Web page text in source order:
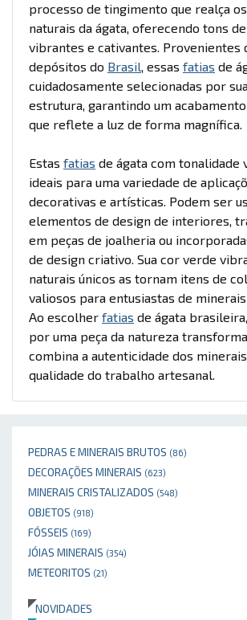
PEDRAS E MINERAIS BRUTOS (86)
DECORAÇÕES MINERAIS (623)
MINERAIS CRISTALIZADOS (548)
OBJETOS (918)
FÓSSEIS (169)
JÓIAS MINERAIS (354)
METEORITOS (21)
NOVIDADES
processo de tingimento que realça
naturais da ágata, oferecendo tons
vibrantes e cativantes. Provenientes
depósitos do Brasil, essas fatias de
cuidadosamente selecionadas por
estrutura, garantindo um
que reflete a luz de forma magnífica.
Estas fatias de ágata com tonalidade
ideais para uma variedade de
decorativas e artísticas. Podem ser
elementos de design de interiores,
em peças de joalheria ou
de design criativo. Sua cor verde
naturais únicos as tornam itens de
valiosos para entusiastas de
Ao escolher fatias de ágata
por uma peça da natureza
combina a autenticidade dos
qualidade do trabalho artesanal.